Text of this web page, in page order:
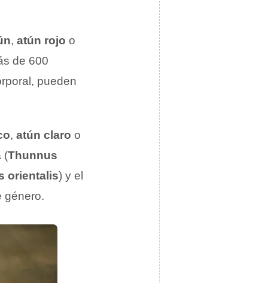
, atún rojo o
de 600
pueden
, atún claro o
(Thunnus
orientalis) y el
género.